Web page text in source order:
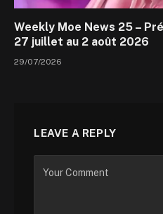
Weekly Moe News 25 –
27 juillet au 2 août 2026
29/07/2026
LEAVE A REPLY